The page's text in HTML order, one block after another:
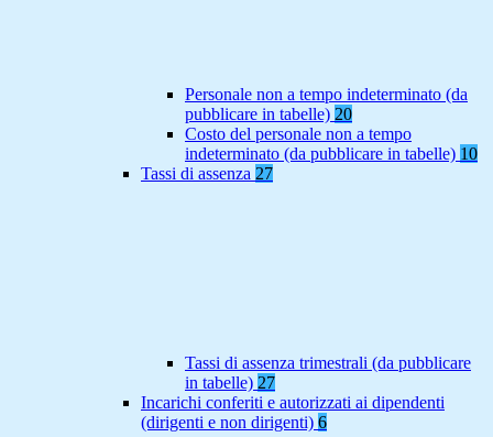
Personale non a tempo indeterminato (da
pubblicare in tabelle) 20
Costo del personale non a tempo
indeterminato (da pubblicare in tabelle) 10
Tassi di assenza 27
Tassi di assenza trimestrali (da pubblicare
in tabelle) 27
Incarichi conferiti e autorizzati ai dipendenti
(dirigenti e non dirigenti) 6